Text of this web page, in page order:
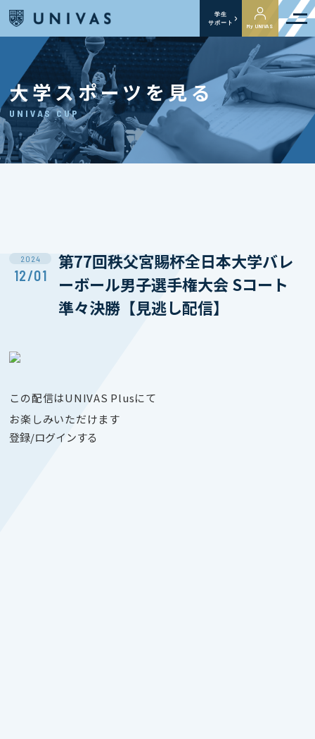
学生
サポート
My UNIVAS
大学スポーツを見る
UNIVAS CUP
2024
12/01
第77回秩父宮賜杯全日本大学バレ
ーボール男子選手権大会 Sコート
準々決勝【見逃し配信】
この配信はUNIVAS Plusにて
お楽しみいただけます
登録/ログインする